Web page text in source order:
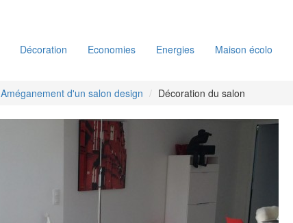
Décoration Economies Energies Maison écolo
Améganement d'un salon design Décoration du salon